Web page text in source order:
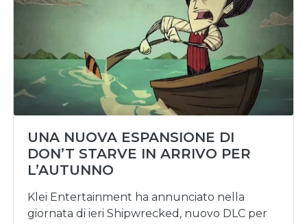
UNA NUOVA ESPANSIONE DI
DON’T STARVE IN ARRIVO PER
L’AUTUNNO
Klei Entertainment ha annunciato nella
giornata di ieri Shipwrecked, nuovo DLC per